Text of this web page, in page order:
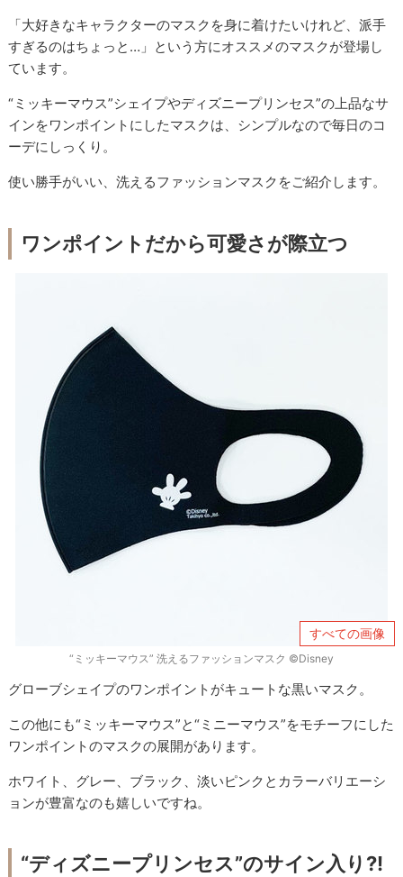
「大好きなキャラクターのマスクを身に着けたいけれど、派手
すぎるのはちょっと…」という方にオススメのマスクが登場し
ています。
“ミッキーマウス”シェイプやディズニープリンセス”の上品なサ
インをワンポイントにしたマスクは、シンプルなので毎日のコ
ーデにしっくり。
使い勝手がいい、洗えるファッションマスクをご紹介します。
ワンポイントだから可愛さが際立つ
すべての画像
“ミッキーマウス” 洗えるファッションマスク ©Disney
グローブシェイプのワンポイントがキュートな黒いマスク。
この他にも“ミッキーマウス”と“ミニーマウス”をモチーフにした
ワンポイントのマスクの展開があります。
ホワイト、グレー、ブラック、淡いピンクとカラーバリエーシ
ョンが豊富なのも嬉しいですね。
“ディズニープリンセス”のサイン入り?!